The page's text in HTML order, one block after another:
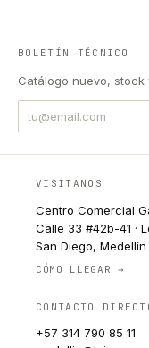
BOLETÍN TÉCNICO
Catálogo nuevo, stock
VISITANOS
Centro Comercial
Calle 33 #42b-41 ·
San Diego,
CÓMO LLEGAR →
CONTACTO
+57 314 790 85 11